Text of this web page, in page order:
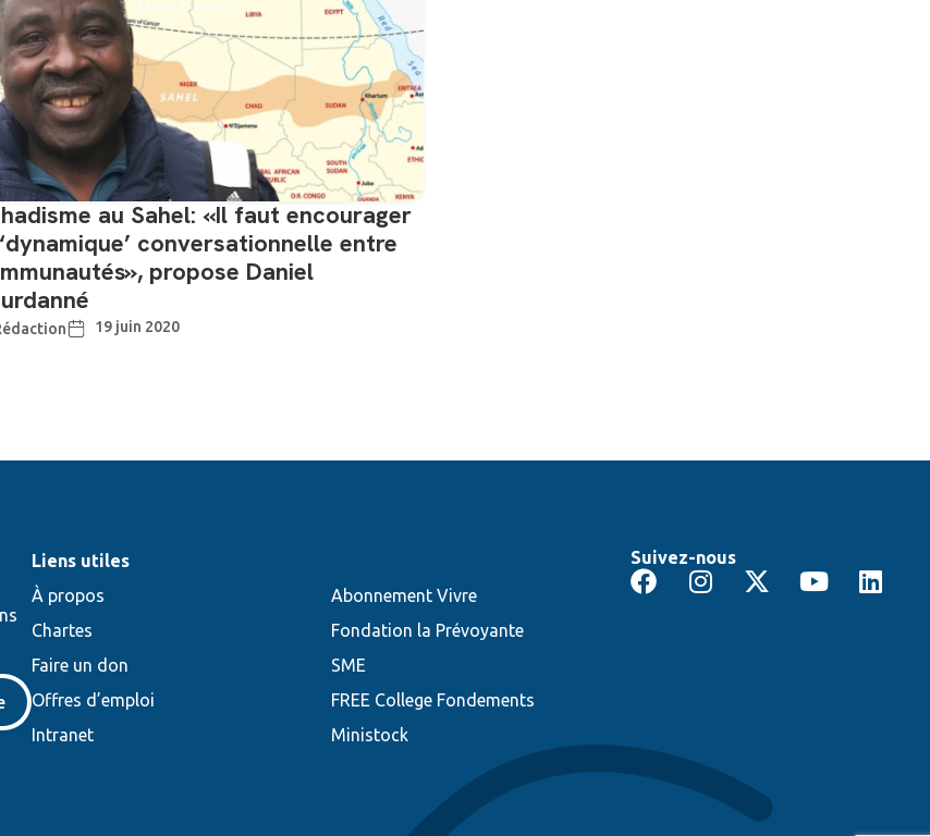
au Sahel: «Il faut encourager
conversationnelle entre
propose Daniel
19 juin 2020
Liens utiles
À propos
Abonnement Vivre
Chartes
Fondation la Prévoyante
Faire un don
SME
Offres d’emploi
FREE College Fondements
Intranet
Ministock
Suivez-nous